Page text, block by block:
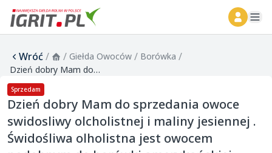
Wróć/ / Giełda Owoców / Borówka /
Dzień dobry Mam do sprzedania owoce swidosliwy olcholistnej i maliny jesiennej . Świdośliwa olholistna jest owocem podobnym do borówki amerykańskiej.
Sprzedam
Dzień dobry Mam do sprzedania owoce
swidosliwy olcholistnej i maliny jesiennej .
Świdośliwa olholistna jest owocem